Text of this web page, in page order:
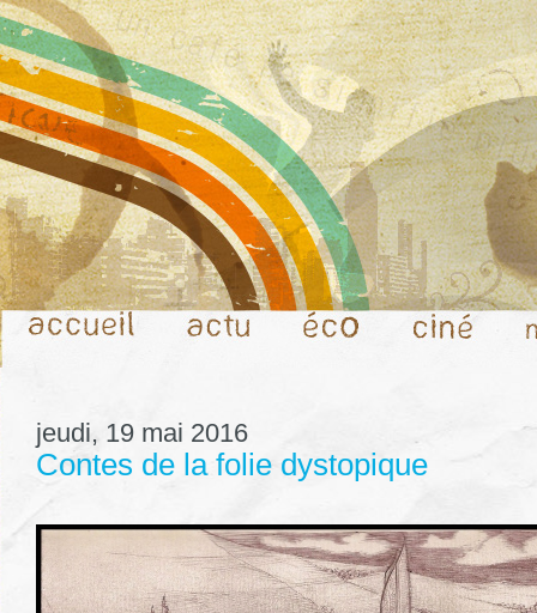
jeudi, 19 mai 2016
Contes de la folie dystopique